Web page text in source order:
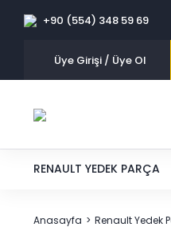
+90 (554) 348 59 69
Üye Girişi / Üye Ol
RENAULT YEDEK PARÇA
Anasayfa Renault Yedek